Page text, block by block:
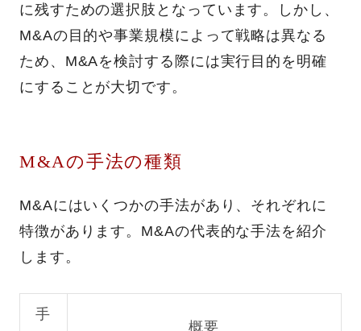
に残すための選択肢となっています。しかし、
M&Aの目的や事業規模によって戦略は異なる
ため、M&Aを検討する際には実行目的を明確
にすることが大切です。
M&Aの手法の種類
M&Aにはいくつかの手法があり、それぞれに
特徴があります。M&Aの代表的な手法を紹介
します。
手
概要